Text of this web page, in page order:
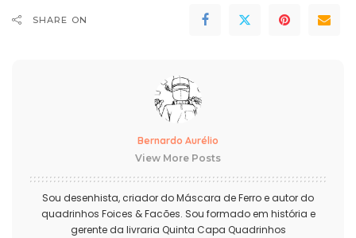
SHARE ON
Bernardo Aurélio
View More Posts
Sou desenhista, criador do Máscara de Ferro e autor do
quadrinhos Foices & Facões. Sou formado em história e
gerente da livraria Quinta Capa Quadrinhos